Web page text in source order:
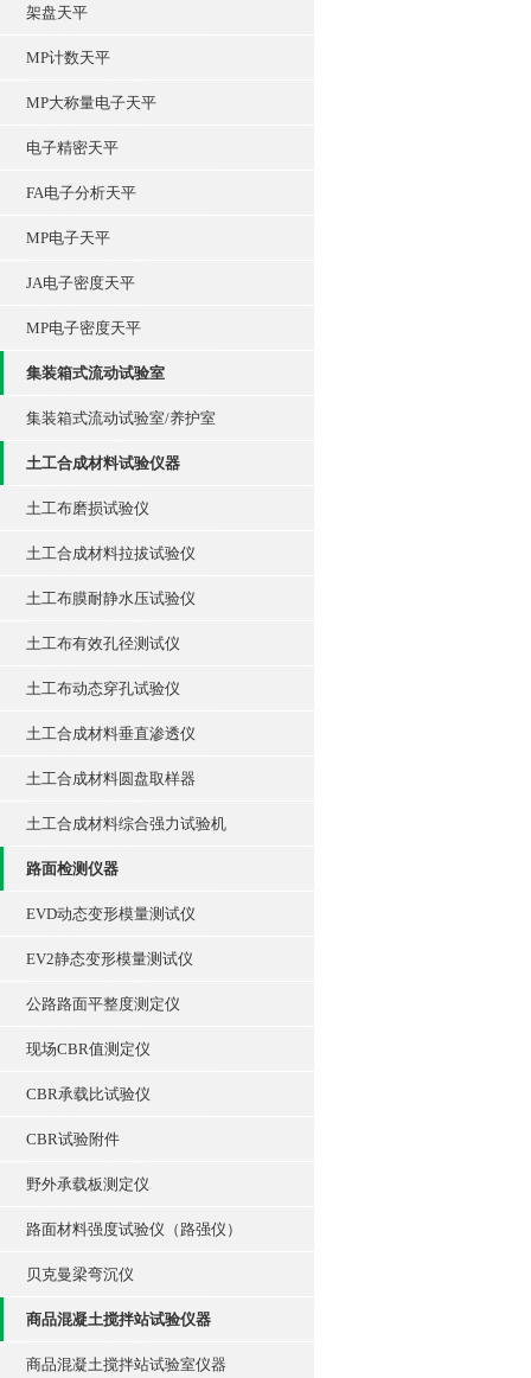
架盘天平
MP计数天平
MP大称量电子天平
电子精密天平
FA电子分析天平
MP电子天平
JA电子密度天平
MP电子密度天平
集装箱式流动试验室
集装箱式流动试验室/养护室
土工合成材料试验仪器
土工布磨损试验仪
土工合成材料拉拔试验仪
土工布膜耐静水压试验仪
土工布有效孔径测试仪
土工布动态穿孔试验仪
土工合成材料垂直渗透仪
土工合成材料圆盘取样器
土工合成材料综合强力试验机
路面检测仪器
EVD动态变形模量测试仪
EV2静态变形模量测试仪
公路路面平整度测定仪
现场CBR值测定仪
CBR承载比试验仪
CBR试验附件
野外承载板测定仪
路面材料强度试验仪（路强仪）
贝克曼梁弯沉仪
商品混凝土搅拌站试验仪器
商品混凝土搅拌站试验室仪器